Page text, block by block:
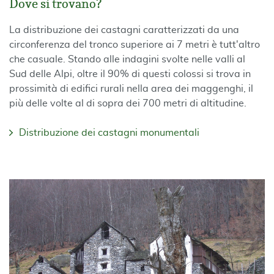
Dove si trovano?
La distribuzione dei castagni caratterizzati da una
circonferenza del tronco superiore ai 7 metri è tutt'altro
che casuale. Stando alle indagini svolte nelle valli al
Sud delle Alpi, oltre il 90% di questi colossi si trova in
prossimità di edifici rurali nella area dei maggenghi, il
più delle volte al di sopra dei 700 metri di altitudine.
Distribuzione dei castagni monumentali